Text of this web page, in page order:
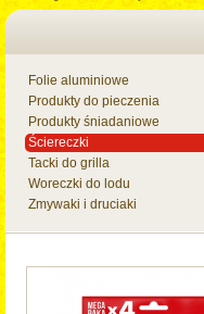
Folie aluminiowe
Produkty do pieczenia
Produkty śniadaniowe
Ściereczki
Tacki do grilla
Woreczki do lodu
Zmywaki i druciaki